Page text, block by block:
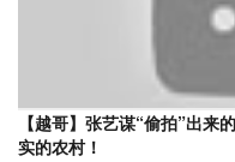
【越哥】张艺谋“偷拍”出来
实的农村！